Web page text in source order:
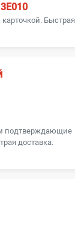
Быстрая
подтверждающие
доставка.